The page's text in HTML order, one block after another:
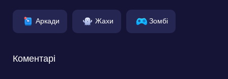
Аркади Жахи Зомбі
Коментарі